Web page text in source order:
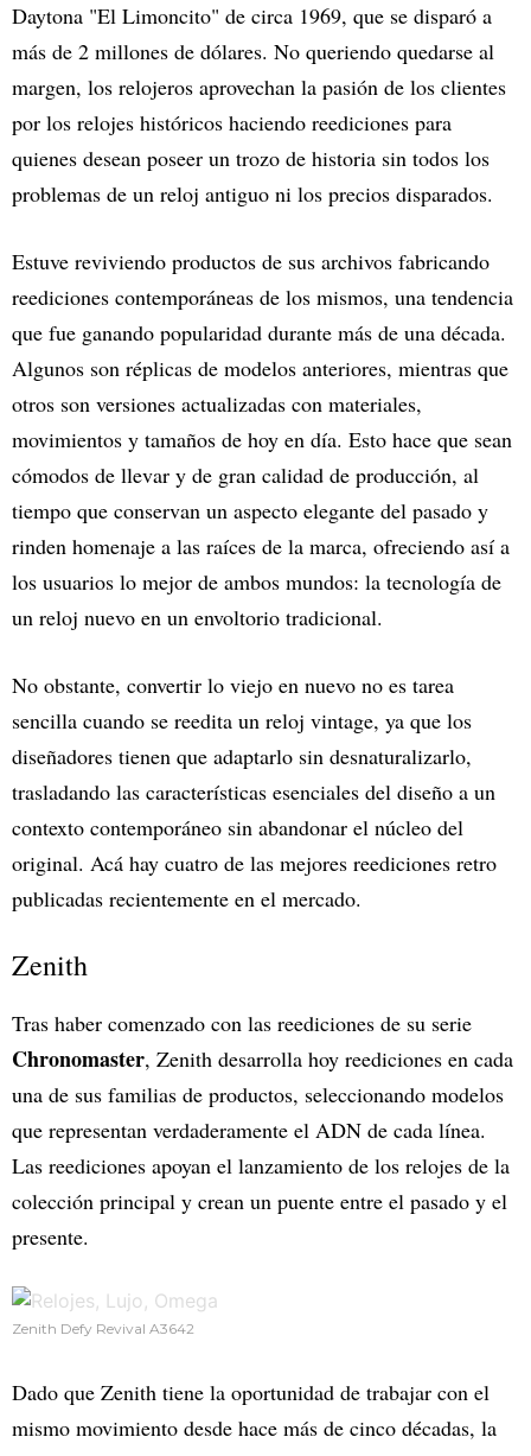
Daytona "El Limoncito" de circa 1969, que se disparó a
más de 2 millones de dólares. No queriendo quedarse al
margen, los relojeros aprovechan la pasión de los clientes
por los relojes históricos haciendo reediciones para
quienes desean poseer un trozo de historia sin todos los
problemas de un reloj antiguo ni los precios disparados.
Estuve reviviendo productos de sus archivos fabricando
reediciones contemporáneas de los mismos, una tendencia
que fue ganando popularidad durante más de una década.
Algunos son réplicas de modelos anteriores, mientras que
otros son versiones actualizadas con materiales,
movimientos y tamaños de hoy en día. Esto hace que sean
cómodos de llevar y de gran calidad de producción, al
tiempo que conservan un aspecto elegante del pasado y
rinden homenaje a las raíces de la marca, ofreciendo así a
los usuarios lo mejor de ambos mundos: la tecnología de
un reloj nuevo en un envoltorio tradicional.
No obstante, convertir lo viejo en nuevo no es tarea
sencilla cuando se reedita un reloj vintage, ya que los
diseñadores tienen que adaptarlo sin desnaturalizarlo,
trasladando las características esenciales del diseño a un
contexto contemporáneo sin abandonar el núcleo del
original. Acá hay cuatro de las mejores reediciones retro
publicadas recientemente en el mercado.
Zenith
Tras haber comenzado con las reediciones de su serie
Chronomaster, Zenith desarrolla hoy reediciones en cada
una de sus familias de productos, seleccionando modelos
que representan verdaderamente el ADN de cada línea.
Las reediciones apoyan el lanzamiento de los relojes de la
colección principal y crean un puente entre el pasado y el
presente.
Zenith Defy Revival A3642
Dado que Zenith tiene la oportunidad de trabajar con el
mismo movimiento desde hace más de cinco décadas, la